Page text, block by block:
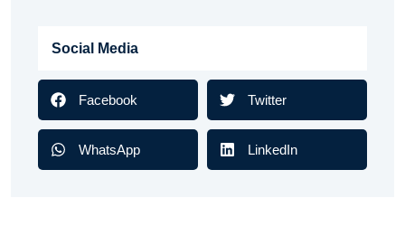
Social Media
Facebook Twitter
WhatsApp LinkedIn